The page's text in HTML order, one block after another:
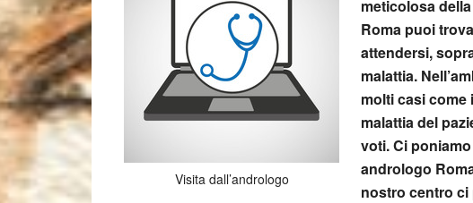
Visita dall’andrologo
meticolosa
Roma puoi
attendersi,
malattia.
molti casi come
malattia del
voti. Ci
andrologo
nostro centro